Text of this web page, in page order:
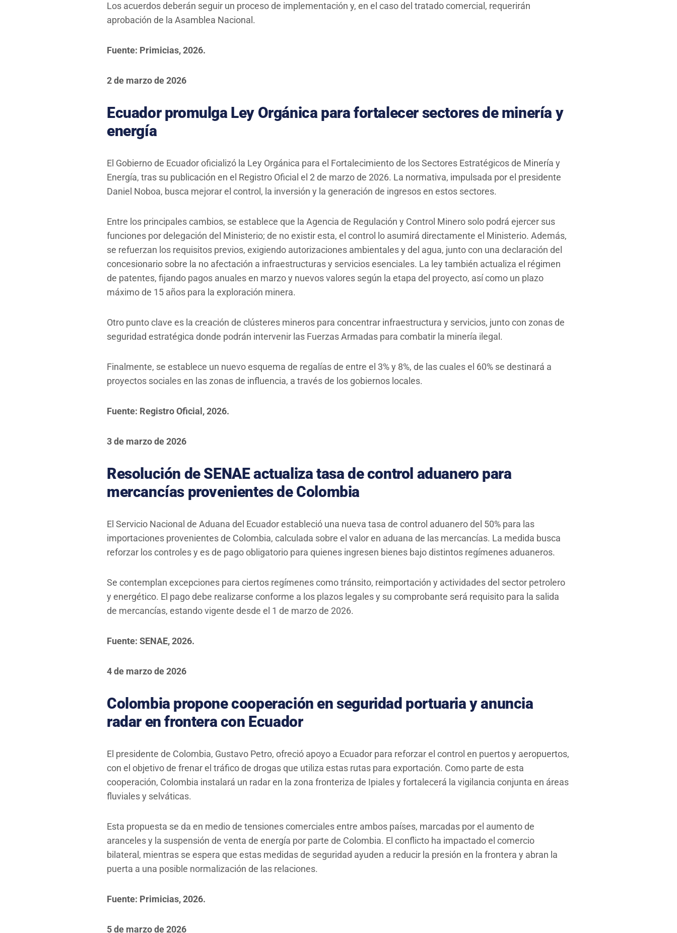
Los acuerdos deberán seguir un proceso de implementación y, en el caso del tratado comercial, requerirán
aprobación de la Asamblea Nacional.
Fuente: Primicias, 2026.
2 de marzo de 2026
Ecuador promulga Ley Orgánica para fortalecer sectores de minería y
energía
El Gobierno de Ecuador oficializó la Ley Orgánica para el Fortalecimiento de los Sectores Estratégicos de Minería y
Energía, tras su publicación en el Registro Oficial el 2 de marzo de 2026. La normativa, impulsada por el presidente
Daniel Noboa, busca mejorar el control, la inversión y la generación de ingresos en estos sectores.
Entre los principales cambios, se establece que la Agencia de Regulación y Control Minero solo podrá ejercer sus
funciones por delegación del Ministerio; de no existir esta, el control lo asumirá directamente el Ministerio. Además,
se refuerzan los requisitos previos, exigiendo autorizaciones ambientales y del agua, junto con una declaración del
concesionario sobre la no afectación a infraestructuras y servicios esenciales. La ley también actualiza el régimen
de patentes, fijando pagos anuales en marzo y nuevos valores según la etapa del proyecto, así como un plazo
máximo de 15 años para la exploración minera.
Otro punto clave es la creación de clústeres mineros para concentrar infraestructura y servicios, junto con zonas de
seguridad estratégica donde podrán intervenir las Fuerzas Armadas para combatir la minería ilegal.
Finalmente, se establece un nuevo esquema de regalías de entre el 3% y 8%, de las cuales el 60% se destinará a
proyectos sociales en las zonas de influencia, a través de los gobiernos locales.
Fuente: Registro Oficial, 2026.
3 de marzo de 2026
Resolución de SENAE actualiza tasa de control aduanero para
mercancías provenientes de Colombia
El Servicio Nacional de Aduana del Ecuador estableció una nueva tasa de control aduanero del 50% para las
importaciones provenientes de Colombia, calculada sobre el valor en aduana de las mercancías. La medida busca
reforzar los controles y es de pago obligatorio para quienes ingresen bienes bajo distintos regímenes aduaneros.
Se contemplan excepciones para ciertos regímenes como tránsito, reimportación y actividades del sector petrolero
y energético. El pago debe realizarse conforme a los plazos legales y su comprobante será requisito para la salida
de mercancías, estando vigente desde el 1 de marzo de 2026.
Fuente: SENAE, 2026.
4 de marzo de 2026
Colombia propone cooperación en seguridad portuaria y anuncia
radar en frontera con Ecuador
El presidente de Colombia, Gustavo Petro, ofreció apoyo a Ecuador para reforzar el control en puertos y aeropuertos,
con el objetivo de frenar el tráfico de drogas que utiliza estas rutas para exportación. Como parte de esta
cooperación, Colombia instalará un radar en la zona fronteriza de Ipiales y fortalecerá la vigilancia conjunta en áreas
fluviales y selváticas.
Esta propuesta se da en medio de tensiones comerciales entre ambos países, marcadas por el aumento de
aranceles y la suspensión de venta de energía por parte de Colombia. El conflicto ha impactado el comercio
bilateral, mientras se espera que estas medidas de seguridad ayuden a reducir la presión en la frontera y abran la
puerta a una posible normalización de las relaciones.
Fuente: Primicias, 2026.
5 de marzo de 2026